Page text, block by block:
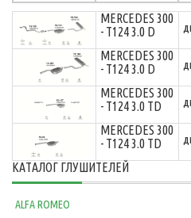
MERCEDES 300
- T124 3.0 D
MERCEDES 300
- T124 3.0 D
MERCEDES 300
- T124 3.0 TD
MERCEDES 300
- T124 3.0 TD
КАТАЛОГ ГЛУШИТЕЛЕЙ
ALFA ROMEO